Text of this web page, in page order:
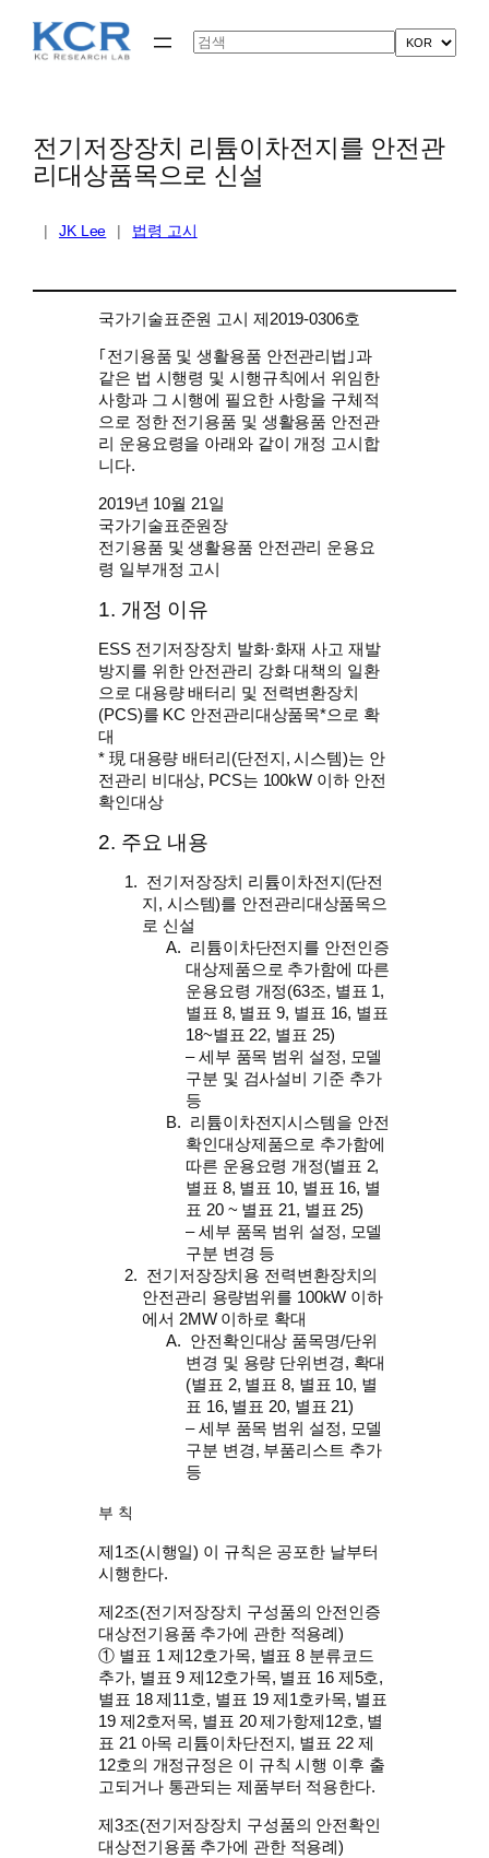
Search
전기저장장치 리튬이차전지를 안전관
리대상품목으로 신설
| JK Lee | 법령 고시
국가기술표준원 고시 제2019-0306호
｢전기용품 및 생활용품 안전관리법｣과
같은 법 시행령 및 시행규칙에서 위임한
사항과 그 시행에 필요한 사항을 구체적
으로 정한 전기용품 및 생활용품 안전관
리 운용요령을 아래와 같이 개정 고시합
니다.
2019년 10월 21일
국가기술표준원장
전기용품 및 생활용품 안전관리 운용요
령 일부개정 고시
1. 개정 이유
ESS 전기저장장치 발화·화재 사고 재발
방지를 위한 안전관리 강화 대책의 일환
으로 대용량 배터리 및 전력변환장치
(PCS)를 KC 안전관리대상품목*으로 확
대
* 現 대용량 배터리(단전지, 시스템)는 안
전관리 비대상, PCS는 100kW 이하 안전
확인대상
2. 주요 내용
전기저장장치 리튬이차전지(단전
지, 시스템)를 안전관리대상품목으
로 신설
리튬이차단전지를 안전인증
대상제품으로 추가함에 따른
운용요령 개정(63조, 별표 1,
별표 8, 별표 9, 별표 16, 별표
18~별표 22, 별표 25)
– 세부 품목 범위 설정, 모델
구분 및 검사설비 기준 추가
등
리튬이차전지시스템을 안전
확인대상제품으로 추가함에
따른 운용요령 개정(별표 2,
별표 8, 별표 10, 별표 16, 별
표 20 ~ 별표 21, 별표 25)
– 세부 품목 범위 설정, 모델
구분 변경 등
전기저장장치용 전력변환장치의
안전관리 용량범위를 100kW 이하
에서 2MW 이하로 확대
안전확인대상 품목명/단위
변경 및 용량 단위변경, 확대
(별표 2, 별표 8, 별표 10, 별
표 16, 별표 20, 별표 21)
– 세부 품목 범위 설정, 모델
구분 변경, 부품리스트 추가
등
부 칙
제1조(시행일) 이 규칙은 공포한 날부터
시행한다.
제2조(전기저장장치 구성품의 안전인증
대상전기용품 추가에 관한 적용례)
① 별표 1 제12호가목, 별표 8 분류코드
추가, 별표 9 제12호가목, 별표 16 제5호,
별표 18 제11호, 별표 19 제1호카목, 별표
19 제2호저목, 별표 20 제가항제12호, 별
표 21 아목 리튬이차단전지, 별표 22 제
12호의 개정규정은 이 규칙 시행 이후 출
고되거나 통관되는 제품부터 적용한다.
제3조(전기저장장치 구성품의 안전확인
대상전기용품 추가에 관한 적용례)